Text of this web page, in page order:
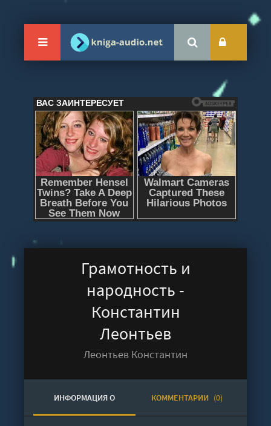
Грамотность и
народность -
Константин
Леонтьев
Леонтьев Константин
ИНФОРМАЦИЯ О КОММЕНТАРИИ (0)